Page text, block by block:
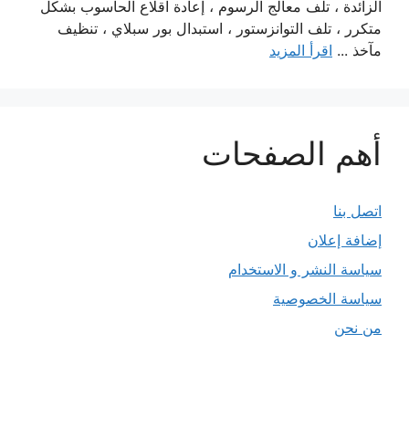
الزائدة ، تلف معالج الرسوم ، إعادة اقلاع الحاسوب بشكل
متكرر ، تلف التوانزستور ، استبدال بور سبلاي ، تنظيف
مآخذ ... اقرأ المزيد
أهم الصفحات
اتصل بنا
إضافة إعلان
سياسة النشر و الاستخدام
سياسة الخصوصية
من نحن